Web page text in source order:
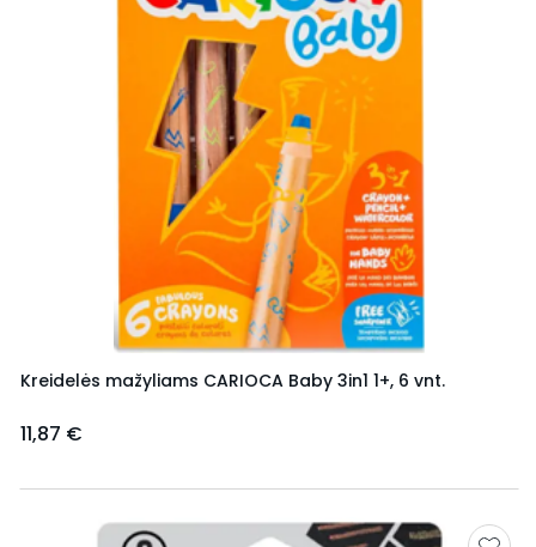
Kreidelės mažyliams CARIOCA Baby 3in1 1+, 6 vnt.
11,87 €